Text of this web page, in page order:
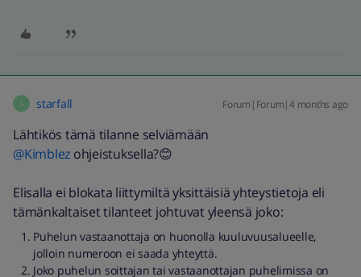
S starfall Forum|Forum|4 months ago
Lähtikös tämä tilanne selviämään ​
@Kimblez ohjeistuksella?😊
Elisalla ei blokata liittymiltä yksittäisiä yhteystietoja eli
tämänkaltaiset tilanteet johtuvat yleensä joko:
Puhelun vastaanottaja on huonolla kuuluvuusalueelle,
jolloin numeroon ei saada yhteyttä.
Joko puhelun soittajan tai vastaanottajan puhelimissa on